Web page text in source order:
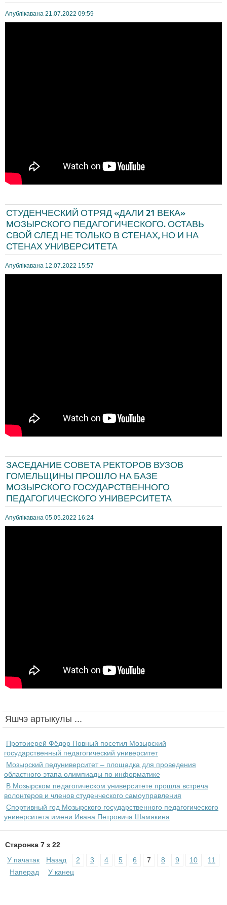
Апублікавана 21.07.2022 09:59
СТУДЕНЧЕСКИЙ ОТРЯД «ДАЛИ 21 ВЕКА»
МОЗЫРСКОГО ПЕДАГОГИЧЕСКОГО. ОСТАВЬ
СВОЙ СЛЕД НЕ ТОЛЬКО В СТЕНАХ, НО И НА
СТЕНАХ УНИВЕРСИТЕТА
Апублікавана 12.07.2022 15:57
ЗАСЕДАНИЕ СОВЕТА РЕКТОРОВ ВУЗОВ
ГОМЕЛЬЩИНЫ ПРОШЛО НА БАЗЕ
МОЗЫРСКОГО ГОСУДАРСТВЕННОГО
ПЕДАГОГИЧЕСКОГО УНИВЕРСИТЕТА
Апублікавана 05.05.2022 16:24
Яшчэ артыкулы ...
Протоиерей Фёдор Повный посетил Мозырский
государственный педагогический университет
Мозырский педуниверситет – площадка для проведения
областного этапа олимпиады по информатике
В Мозырском педагогическом университете прошла встреча
волонтеров и членов студенческого самоуправления
Спортивный год Мозырского государственного педагогического
университета имени Ивана Петровича Шамякина
Старонка 7 з 22
У пачатак
Назад 2 3 4 5 6 7 8 9 10
11
Наперад
У канец